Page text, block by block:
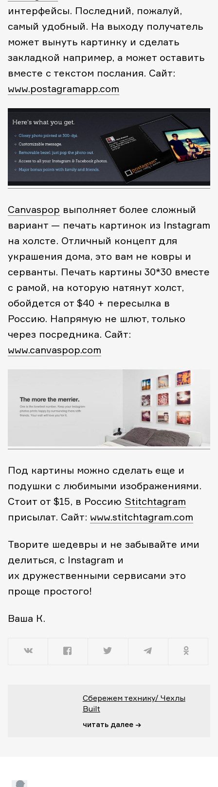
интерфейсы. Последний, пожалуй,
самый удобный. На выходу получатель
может вынуть картинку и сделать
закладкой например, а может оставить
вместе с текстом послания. Сайт:
www.postagramapp.com
Canvaspop выполняет более сложный
вариант — печать картинок из Instagram
на холсте. Отличный концепт для
украшения дома, это вам не ковры и
серванты. Печать картины 30*30 вместе
с рамой, на которую натянут холст,
обойдется от $40 + пересылка в
Россию. Напрямую не шлют, только
через посредника. Сайт:
www.canvaspop.com
Под картины можно сделать еще и
подушки с любимыми изображениями.
Стоит от $15, в Россию Stitchtagram
присылат. Сайт: www.stitchtagram.com
Творите шедевры и не забывайте ими
делиться, с Instagram и
их дружественными сервисами это
проще простого!
Ваша К.
Сбережем технику/ Чехлы
Built
читать далее →